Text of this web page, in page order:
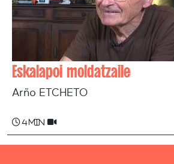
Eskalapoi moldatzaile
Arño ETCHETO
4 min